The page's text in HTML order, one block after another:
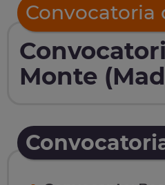
Convocatoria
Monte